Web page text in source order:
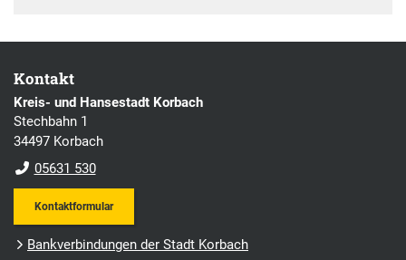
Kontakt
Kreis- und Hansestadt Korbach
Stechbahn 1
34497 Korbach
05631 530
Kontaktformular
Bankverbindungen der Stadt Korbach